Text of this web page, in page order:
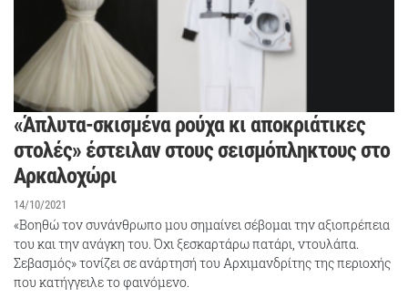
«Άπλυτα-σκισμένα ρούχα κι αποκριάτικες
στολές» έστειλαν στους σεισμόπληκτους στο
Αρκαλοχώρι
14/10/2021
«Βοηθώ τον συνάνθρωπο μου σημαίνει σέβομαι την αξιοπρέπεια
του και την ανάγκη του. Όχι ξεσκαρτάρω πατάρι, ντουλάπα.
Σεβασμός» τονίζει σε ανάρτησή του Αρχιμανδρίτης της περιοχής
που κατήγγειλε το φαινόμενο.